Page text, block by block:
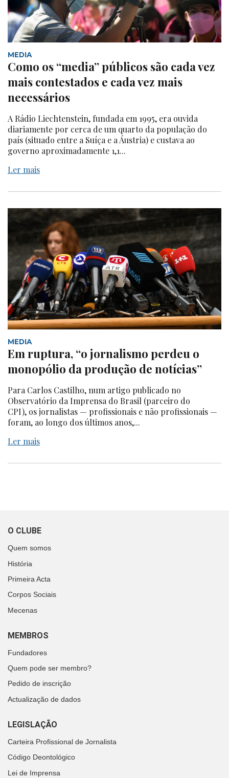
MEDIA
Como os “media” públicos são cada vez
mais contestados e cada vez mais
necessários
A Rádio Liechtenstein, fundada em 1995, era ouvida
diariamente por cerca de um quarto da população do
país (situado entre a Suíça e a Áustria) e custava ao
governo aproximadamente 1,1...
Ler mais
MEDIA
Em ruptura, “o jornalismo perdeu o
monopólio da produção de notícias”
Para Carlos Castilho, num artigo publicado no
Observatório da Imprensa do Brasil (parceiro do
CPI), os jornalistas — profissionais e não profissionais —
foram, ao longo dos últimos anos,...
Ler mais
O CLUBE
Quem somos
História
Primeira Acta
Corpos Sociais
Mecenas
MEMBROS
Fundadores
Quem pode ser membro?
Pedido de inscrição
Actualização de dados
LEGISLAÇÃO
Carteira Profissional de Jornalista
Código Deontológico
Lei de Imprensa